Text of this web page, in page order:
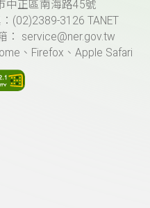
中正區南海路45號
(02)2389-3126 TANET
： service@ner.gov.tw
、Firefox、Apple Safari